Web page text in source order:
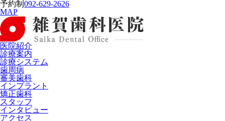
予約制 092-629-2626
MAP
医院紹介
診療案内
診療システム
歯周病
審美歯科
インプラント
矯正歯科
スタッフ
インタビュー
アクセス